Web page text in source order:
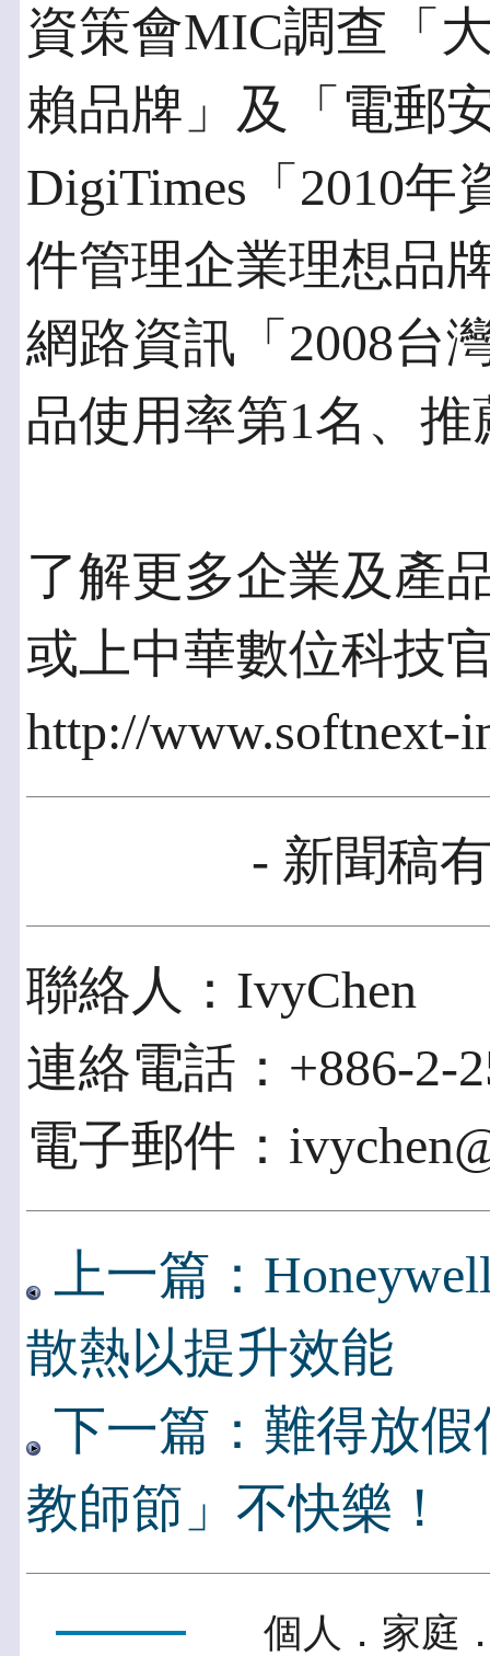
資策會MIC調查「
賴品牌」及「電郵
DigiTimes「2010
件管理企業理想品
網路資訊「2008台
品使用率第1名、推
了解更多企業及產
或上中華數位科技
http://www.softnext-
- 新聞稿
聯絡人：IvyChen
連絡電話：+886-2-
電子郵件：
上一篇：
散熱以提升效能
下一篇：難得放
教師節」不快樂！
個人．家庭